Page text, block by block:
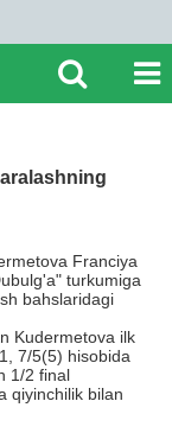
Franciya
turkumiga
bahslaridagi
Kudermetova ilk
7/5(5) hisobida
1/2 final
qiyinchilik bilan